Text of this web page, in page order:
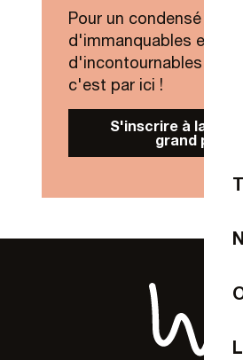
Pour un condensé de
d'immanquables et
d'incontournables de
c'est par ici !
S'inscrire à la
grand public